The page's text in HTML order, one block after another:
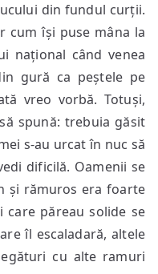
din fundul curții.
cum își puse mâna la
național când venea
gură ca peștele pe
vreo vorbă. Totuși,
spună: trebuia găsit
s-au urcat în nuc să
dificilă. Oamenii se
și rămuros era foarte
care păreau solide se
îl escaladară, altele
cu alte ramuri